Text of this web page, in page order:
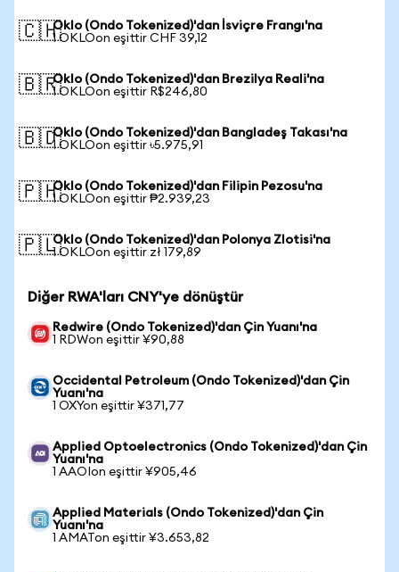
🇨🇭Oklo (Ondo Tokenized)'dan İsviçre Frangı'na
1 OKLOon eşittir CHF 39,12
🇧🇷Oklo (Ondo Tokenized)'dan Brezilya Reali'na
1 OKLOon eşittir R$246,80
🇧🇩Oklo (Ondo Tokenized)'dan Bangladeş Takası'na
1 OKLOon eşittir ৳5.975,91
🇵🇭Oklo (Ondo Tokenized)'dan Filipin Pezosu'na
1 OKLOon eşittir ₱2.939,23
🇵🇱Oklo (Ondo Tokenized)'dan Polonya Zlotisi'na
1 OKLOon eşittir zł 179,89
Diğer RWA'ları CNY'ye dönüştür
Redwire (Ondo Tokenized)'dan Çin Yuanı'na
1 RDWon eşittir ¥90,88
Occidental Petroleum (Ondo Tokenized)'dan Çin
Yuanı'na
1 OXYon eşittir ¥371,77
Applied Optoelectronics (Ondo Tokenized)'dan Çin
Yuanı'na
1 AAOIon eşittir ¥905,46
Applied Materials (Ondo Tokenized)'dan Çin
Yuanı'na
1 AMATon eşittir ¥3.653,82